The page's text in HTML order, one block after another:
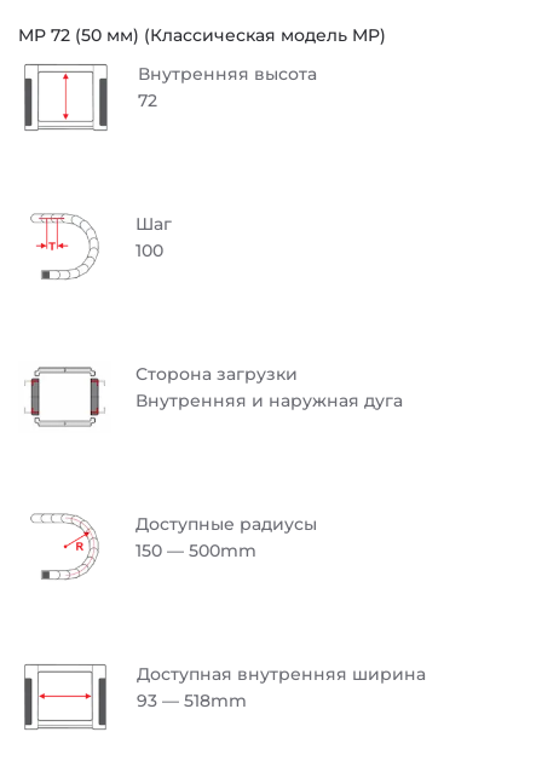
MP 72 (50 мм) (Классическая модель MP)
Внутренняя высота
72
Шаг
100
Сторона загрузки
Внутренняя и наружная дуга
Доступные радиусы
150 — 500mm
Доступная внутренняя ширина
93 — 518mm